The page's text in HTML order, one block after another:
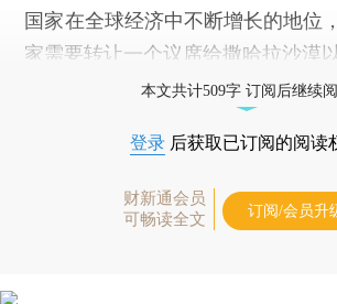
国家在全球经济中不断增长的地位
家需要转让一个议席给撒哈拉沙漠
本文共计509字 订阅后继续
登录 后获取已订阅的阅读
财新通会员
可畅读全文
订阅/会员升